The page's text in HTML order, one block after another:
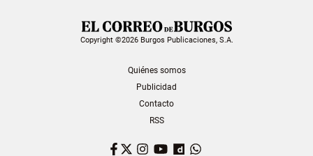
Copyright ©2026 Burgos Publicaciones, S.A.
Quiénes somos
Publicidad
Contacto
RSS
Facebook
TwitterInstagram
YouTubeDailymotion